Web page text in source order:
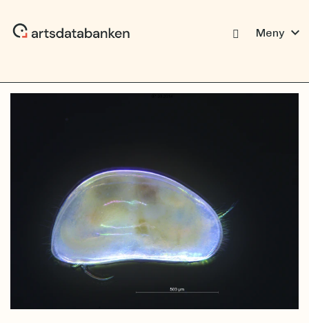
Meny expand_more